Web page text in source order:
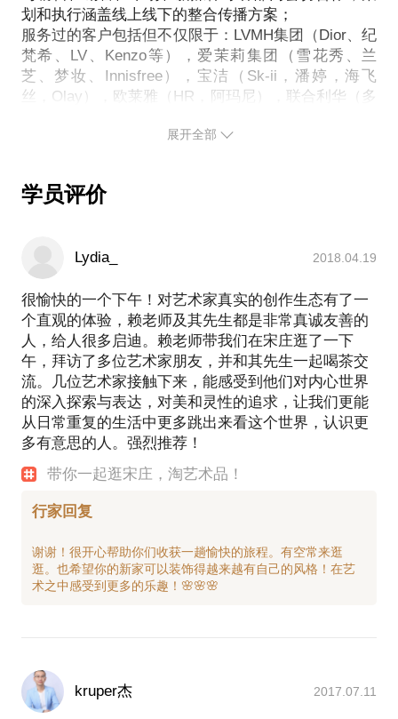
今日美术馆
草场地艺术区
798艺术区
侨福芳草地
首都博物馆
术馆正在进行的展览，选择一个艺术区；
在创作的过程中会有什么样的体验？是愉快还是艰
难，包含很多其他的感受。
提供一定的空间和场地、工具。
多种类型的创作形式：主要是架上作品和陶艺。
陶艺作品可以烧制成功，寄送回家，大概需要一个月
可夫以及朋友们的工作室照片和一些作品的图片。
只能创作小件简单作品，可以提前沟通创作作品内
容。
12:00-14:00：自由午餐时间；
14:00-18:00：艺术创作体验。
划和执行涵盖线上线下的整合传播方案；
服务过的客户包括但不仅限于：LVMH集团（Dior、纪
梵希、LV、Kenzo等），爱茉莉集团（雪花秀、兰
芝、梦妆、Innisfree），宝洁（Sk-ii，潘婷，海飞
丝，Olay），欧莱雅（HR，阿玛尼），联合利华（多
尼迪，佳能，哈根达斯；也和众多国内客户有过良好
也积累一定的奢侈品品牌建设和推广经验，同时具有
我擅长：
为品牌或者产品的推广制定有效的推广方案，最重要
的是了解客户的基本状况及实际需求，充分的沟通，
建立良好的合作机制；
作品的视觉把握，重要的是把握客户的定位，了解自
己选择的摄影师、造型师、化妆师、模特的风格，组
合对了才能出好的作品。
绘画等等是很好的放松方式，能让心情舒展，当然还
有其他的，插花、喝茶、需要经常换个节奏。 把每个
客户都当成一个战壕里的伙伴，沟通起来比较有效！
希望我的经验能够帮到你。
----
想对我了解更多，想预知话题“聊效”，欢迎来「分
答」向我提问！
（app用户第一步：截屏保存带有此二维码的页面；
第二步：在微信“扫一扫”中打开相册；第三步，选中
展开全部
学员评价
Lydia_ 2018.04.19
很愉快的一个下午！对艺术家真实的创作生态有了一
个直观的体验，赖老师及其先生都是非常真诚友善的
人，给人很多启迪。赖老师带我们在宋庄逛了一下
午，拜访了多位艺术家朋友，并和其先生一起喝茶交
流。几位艺术家接触下来，能感受到他们对内心世界
的深入探索与表达，对美和灵性的追求，让我们更能
从日常重复的生活中更多跳出来看这个世界，认识更
多有意思的人。强烈推荐！
带你一起逛宋庄，淘艺术品！
行家回复
谢谢！很开心帮助你们收获一趟愉快的旅程。有空常来逛
逛。也希望你的新家可以装饰得越来越有自己的风格！在艺
kruper杰 2017.07.11